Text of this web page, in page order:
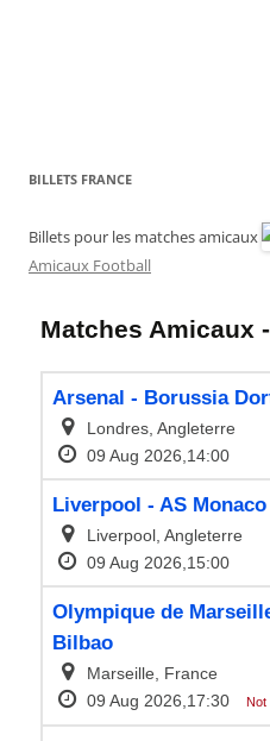
BILLETS FRANCE
Billets pour les matches amicaux
Amicaux Football